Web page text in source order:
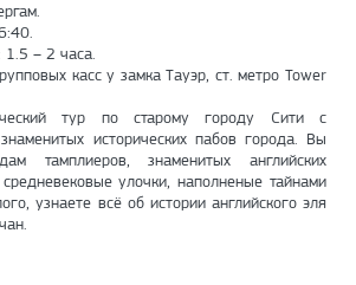
1.5 – 2 часа.
касс у замка Тауэр, ст. метро Tower
тур по старому городу Сити с
исторических пабов города. Вы
тамплиеров, знаменитых английских
улочки, наполненые тайнами
узнаете всё об истории английского эля